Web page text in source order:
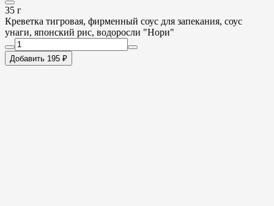
35 г
Креветка тигровая, фирменный соус для запекания, соус
унаги, японский рис, водоросли "Нори"
Добавить 195 ₽